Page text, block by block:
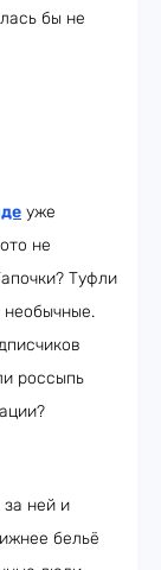
бы не
уже
не
Туфли
россыпь
ней и
бельё